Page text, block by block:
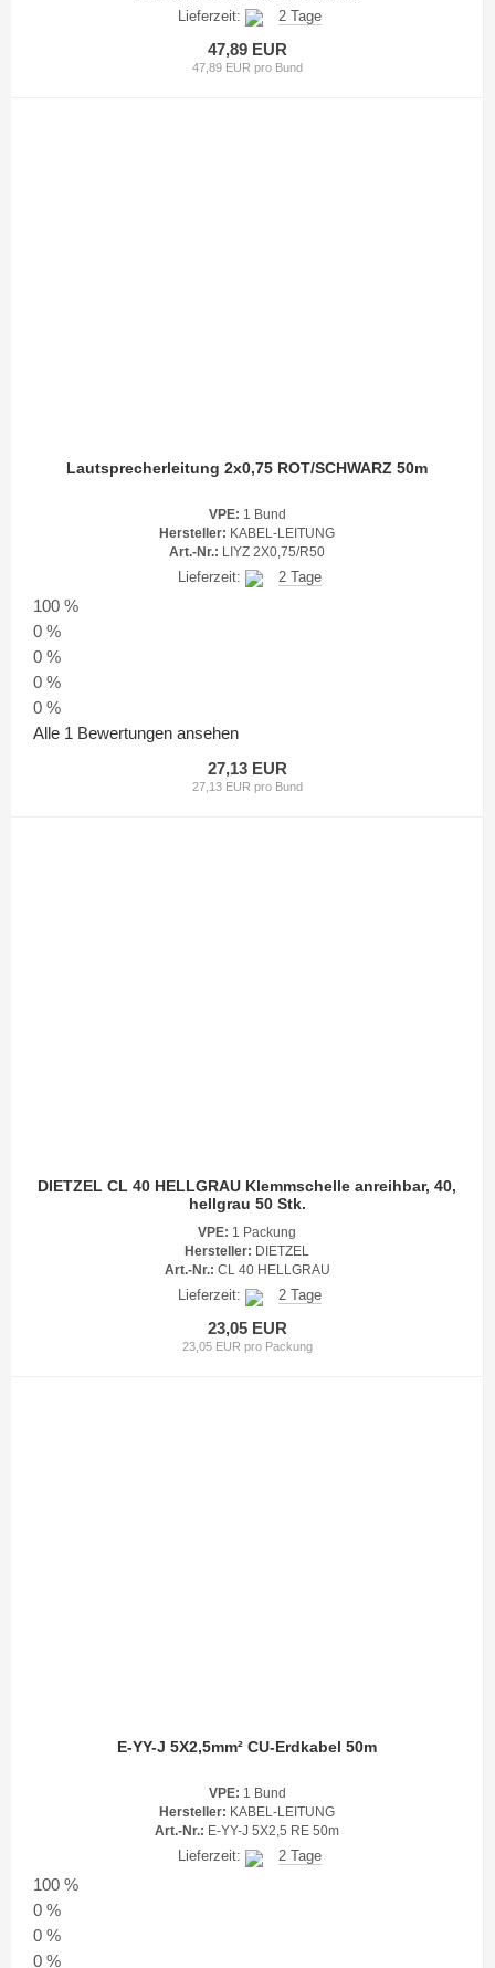
Lieferzeit: 2 Tage
47,89 EUR
47,89 EUR pro Bund
Lautsprecherleitung 2x0,75 ROT/SCHWARZ 50m
VPE: 1 Bund
Hersteller: KABEL-LEITUNG
Art.-Nr.: LIYZ 2X0,75/R50
Lieferzeit: 2 Tage
100 %
0 %
0 %
0 %
0 %
Alle 1 Bewertungen ansehen
27,13 EUR
27,13 EUR pro Bund
DIETZEL CL 40 HELLGRAU Klemmschelle anreihbar, 40,
hellgrau 50 Stk.
VPE: 1 Packung
Hersteller: DIETZEL
Art.-Nr.: CL 40 HELLGRAU
Lieferzeit: 2 Tage
23,05 EUR
23,05 EUR pro Packung
E-YY-J 5X2,5mm² CU-Erdkabel 50m
VPE: 1 Bund
Hersteller: KABEL-LEITUNG
Art.-Nr.: E-YY-J 5X2,5 RE 50m
Lieferzeit: 2 Tage
100 %
0 %
0 %
0 %